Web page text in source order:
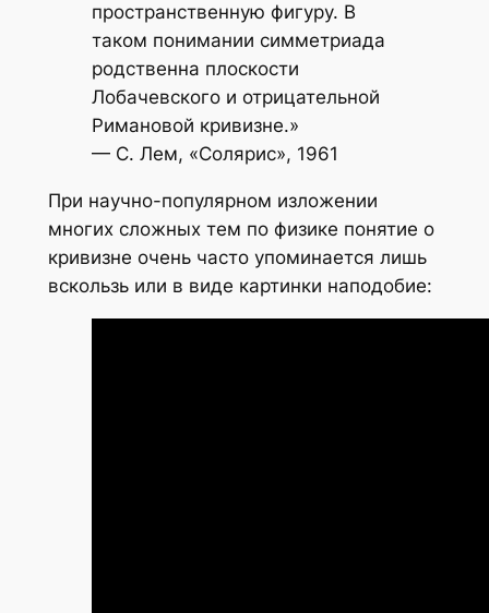
пространственную фигуру. В
таком понимании симметриада
родственна плоскости
Лобачевского и отрицательной
Римановой кривизне.»
— С. Лем, «Солярис», 1961
При научно-популярном изложении
многих сложных тем по физике понятие о
кривизне очень часто упоминается лишь
вскользь или в виде картинки наподобие: